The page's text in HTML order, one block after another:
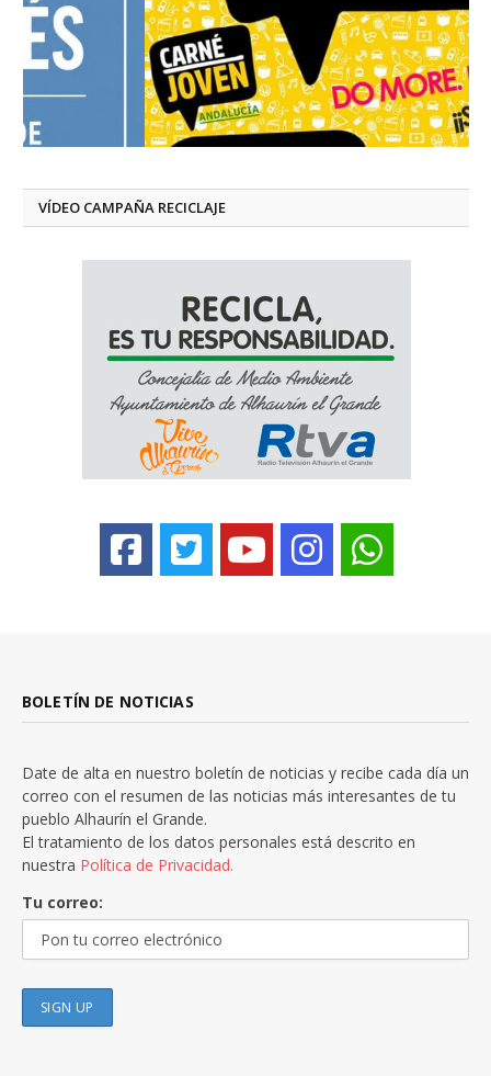
VÍDEO CAMPAÑA RECICLAJE
BOLETÍN DE NOTICIAS
Date de alta en nuestro boletín de noticias y recibe cada día un
correo con el resumen de las noticias más interesantes de tu
pueblo Alhaurín el Grande.
El tratamiento de los datos personales está descrito en
nuestra Política de Privacidad.
Tu correo: